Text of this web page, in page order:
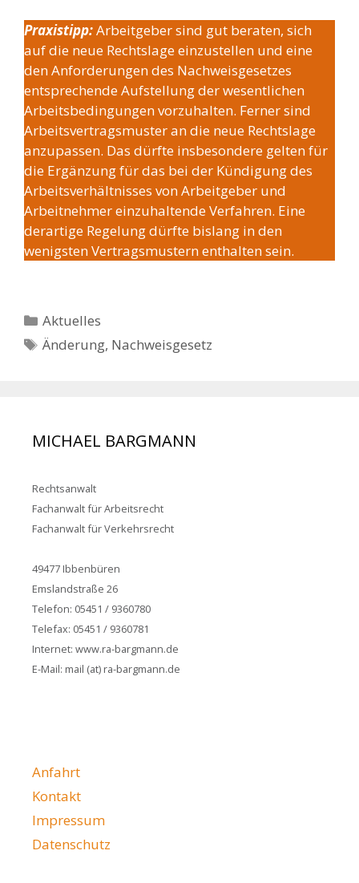
Praxistipp:Arbeitgeber sind gut beraten, sich
auf die neue Rechtslage einzustellen und eine
den Anforderungen des Nachweisgesetzes
entsprechende Aufstellung der wesentlichen
Arbeitsbedingungen vorzuhalten. Ferner sind
Arbeitsvertragsmuster an die neue Rechtslage
anzupassen. Das dürfte insbesondere gelten für
die Ergänzung für das bei der Kündigung des
Arbeitsverhältnisses von Arbeitgeber und
Arbeitnehmer einzuhaltende Verfahren. Eine
derartige Regelung dürfte bislang in den
wenigsten Vertragsmustern enthalten sein.
Kategorien
Aktuelles
Schlagwörter
Änderung, Nachweisgesetz
MICHAEL BARGMANN
Rechtsanwalt
Fachanwalt für Arbeitsrecht
Fachanwalt für Verkehrsrecht
49477 Ibbenbüren
Emslandstraße 26
Telefon: 05451 / 9360780
Telefax: 05451 / 9360781
Internet: www.ra-bargmann.de
E-Mail: mail (at) ra-bargmann.de
Anfahrt
Kontakt
Impressum
Datenschutz